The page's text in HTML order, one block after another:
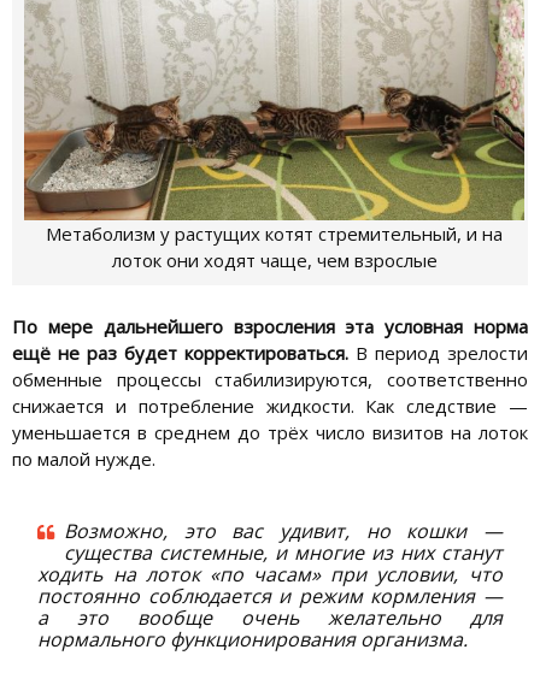
Метаболизм у растущих котят стремительный, и на
лоток они ходят чаще, чем взрослые
По мере дальнейшего взросления эта условная норма
ещё не раз будет корректироваться. В период зрелости
обменные процессы стабилизируются, соответственно
снижается и потребление жидкости. Как следствие —
уменьшается в среднем до трёх число визитов на лоток
по малой нужде.
Возможно, это вас удивит, но кошки —
существа системные, и многие из них станут
ходить на лоток «по часам» при условии, что
постоянно соблюдается и режим кормления —
а это вообще очень желательно для
нормального функционирования организма.